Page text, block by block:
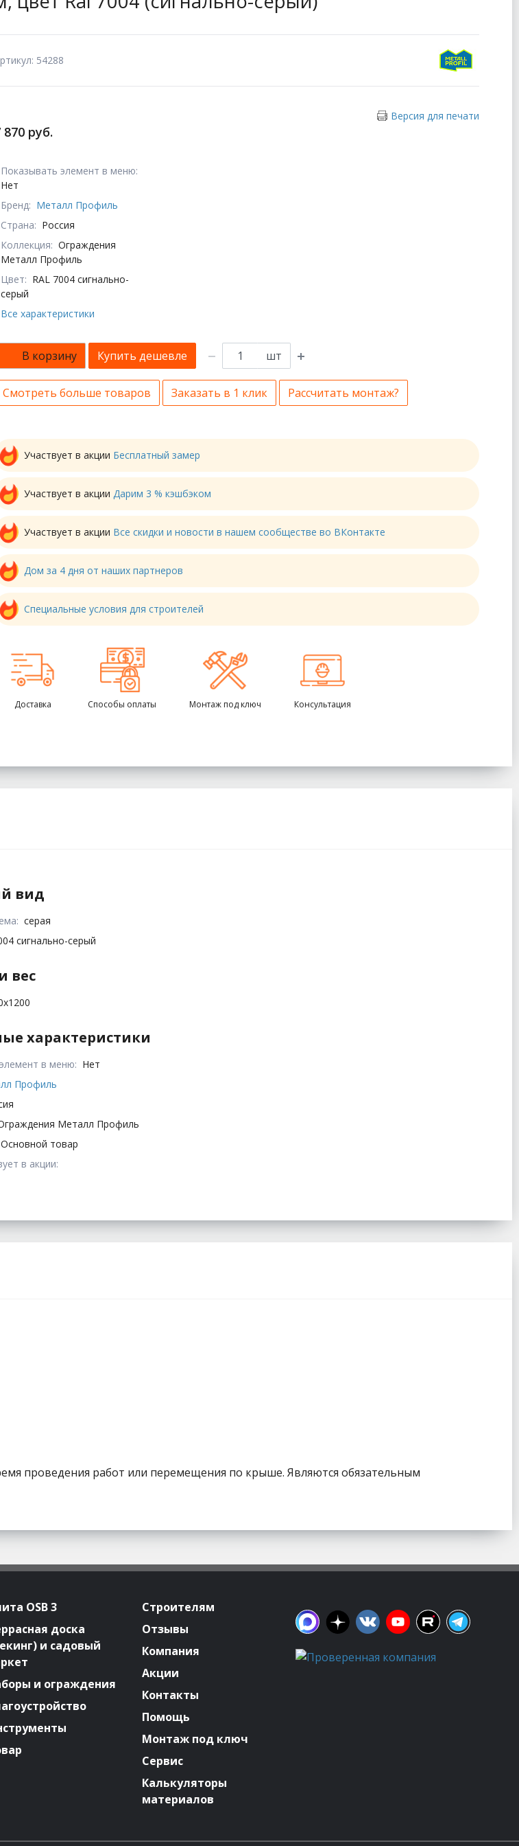
54288
Версия для печати
870 руб.
Показывать элемент в меню:
Нет
Бренд: Металл Профиль
Страна: Россия
Коллекция: Ограждения
Металл Профиль
Цвет: RAL 7004 сигнально-
серый
Все характеристики
В корзину Купить дешевле шт
Смотреть больше товаров Заказать в 1 клик Рассчитать монтаж?
Участвует в акции Бесплатный замер
Участвует в акции Дарим 3 % кэшбэком
Участвует в акции Все скидки и новости в нашем сообществе во ВКонтакте
Дом за 4 дня от наших партнеров
Специальные условия для строителей
Доставка Способы оплаты Монтаж под ключ Консультация
вид
серая
сигнально-серый
вес
характеристики
в меню: Нет
Профиль
Металл Профиль
Основной товар
в акции:
проведения работ или перемещения по крыше. Являются обязательным
OSB 3
доска
и садовый
и ограждения
Строителям
Отзывы
Компания
Акции
Контакты
Помощь
Монтаж под ключ
Сервис
Калькуляторы
материалов